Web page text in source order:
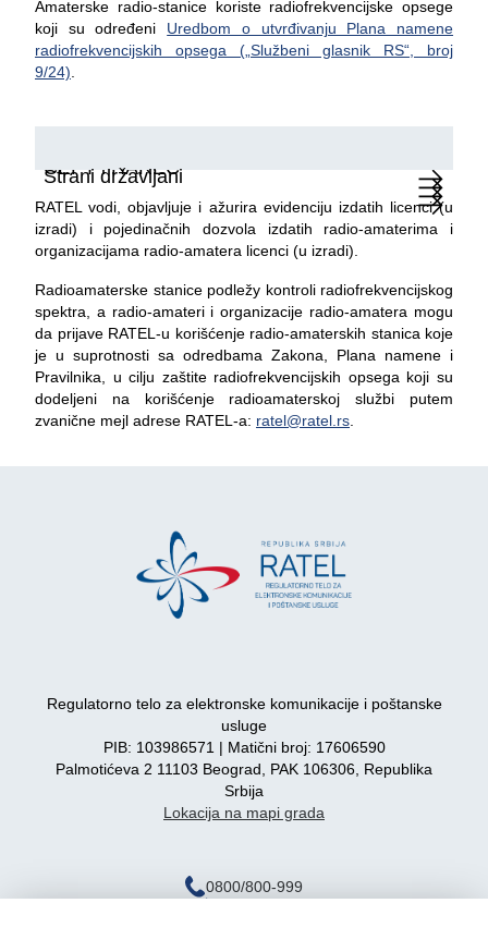
Amaterske radio-stanice koriste radiofrekvencijske opsege
koji su određeni Uredbom o utvrđivanju Plana namene
radiofrekvencijskih opsega („Službeni glasnik RS“, broj
9/24)
CEPT i HAREC
Strani državljani
RATEL vodi, objavljuje i ažurira evidenciju izdatih licenci (u
izradi) i pojedinačnih dozvola izdatih radio-amaterima i
organizacijama radio-amatera licenci (u izradi).
Radioamaterske stanice podležy kontroli radiofrekvencijskog
spektra, a radio-amateri i organizacije radio-amatera mogu
da prijave RATEL-u korišćenje radio-amaterskih stanica koje
je u suprotnosti sa odredbama Zakona, Plana namene i
Pravilnika, u cilju zaštite radiofrekvencijskih opsega koji su
dodeljeni na korišćenje radioamaterskoj službi putem
zvanične mejl adrese RATEL-a: ratel@ratel.rs
Regulatorno telo za elektronske komunikacije i poštanske
usluge
PIB: 103986571 | Matični broj: 17606590
Palmotićeva 2 11103 Beograd, PAK 106306, Republika
Srbija
Lokacija na mapi grada
0800/800-999